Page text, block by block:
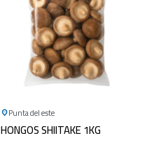
Punta del este
HONGOS SHIITAKE 1KG